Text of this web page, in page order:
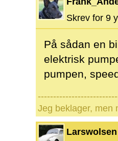
Skrev for 9
På sådan en
elektrisk
pumpen,
Jeg beklager, men
Larswolsen